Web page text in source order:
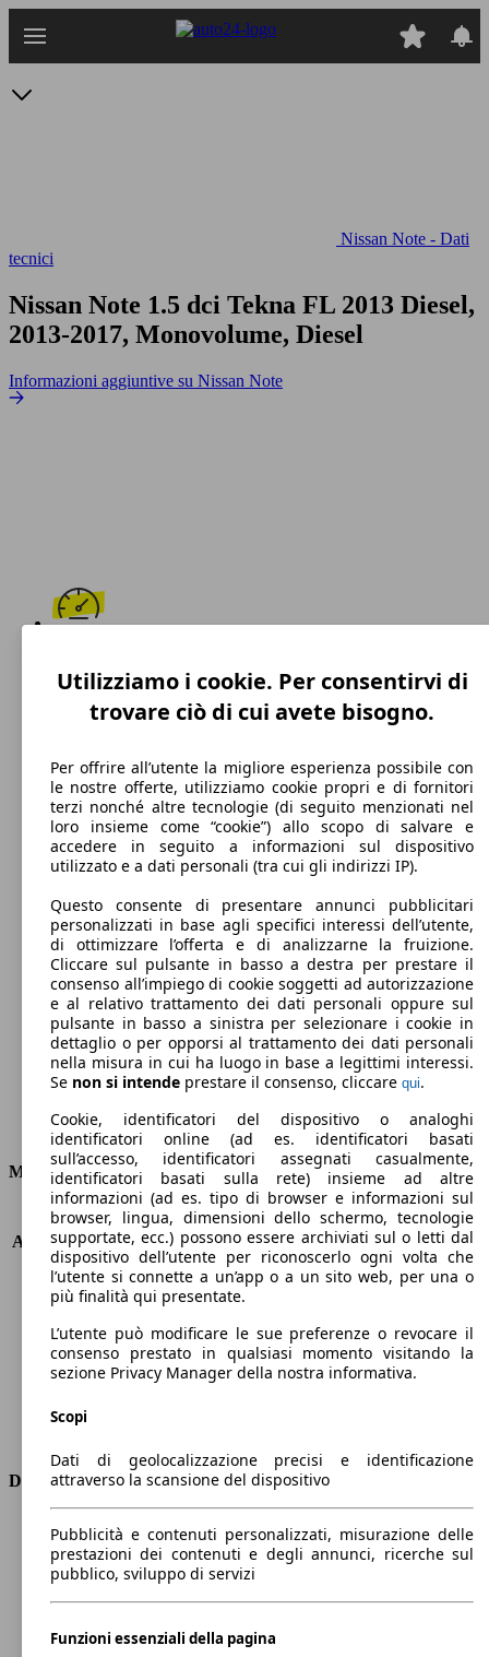
Nissan Note - Dati
tecnici
Nissan Note 1.5 dci Tekna FL 2013 Diesel,
2013-2017, Monovolume, Diesel
Informazioni aggiuntive su Nissan Note
Diesel
Carburante
92 g/km
Emissioni di CO2 (combinato)*
Ø 3.6 l/100km
Consumi
Motore e Prestazioni
KW (PS)
66 kW (90 PS)
Accelerazione (0-100 km/h) 11.9s
Velocità massima (km/h)
179 km/h
Numero di marce
5
Cilindrata
1461 ccm
Carburante
Diesel
Trasmissione
Dimensioni
Lunghezza
4100 mm
Altezza
1530 mm
Larghezza
1700 mm
Passo
2600 mm
Carico massimo
-
Utilizziamo i cookie. Per consentirvi di
trovare ciò di cui avete bisogno.
Per offrire all’utente la migliore esperienza possibile con
le nostre offerte, utilizziamo cookie propri e di fornitori
terzi nonché altre tecnologie (di seguito menzionati nel
loro insieme come “cookie”) allo scopo di salvare e
accedere in seguito a informazioni sul dispositivo
utilizzato e a dati personali (tra cui gli indirizzi IP).
Questo consente di presentare annunci pubblicitari
personalizzati in base agli specifici interessi dell’utente,
di ottimizzare l’offerta e di analizzarne la fruizione.
Cliccare sul pulsante in basso a destra per prestare il
consenso all’impiego di cookie soggetti ad autorizzazione
e al relativo trattamento dei dati personali oppure sul
pulsante in basso a sinistra per selezionare i cookie in
dettaglio o per opporsi al trattamento dei dati personali
nella misura in cui ha luogo in base a legittimi interessi.
Se non si intende prestare il consenso, cliccare qui.
Cookie, identificatori del dispositivo o analoghi
identificatori online (ad es. identificatori basati
sull’accesso, identificatori assegnati casualmente,
identificatori basati sulla rete) insieme ad altre
informazioni (ad es. tipo di browser e informazioni sul
browser, lingua, dimensioni dello schermo, tecnologie
supportate, ecc.) possono essere archiviati sul o letti dal
dispositivo dell’utente per riconoscerlo ogni volta che
l’utente si connette a un’app o a un sito web, per una o
più finalità qui presentate.
L’utente può modificare le sue preferenze o revocare il
consenso prestato in qualsiasi momento visitando la
sezione Privacy Manager della nostra informativa.
Scopi
Dati di geolocalizzazione precisi e identificazione
attraverso la scansione del dispositivo
Pubblicità e contenuti personalizzati, misurazione delle
prestazioni dei contenuti e degli annunci, ricerche sul
pubblico, sviluppo di servizi
Funzioni essenziali della pagina